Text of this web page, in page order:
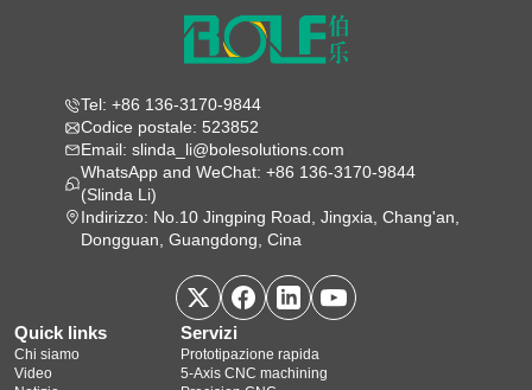
Tel: +86 136-3170-9844
Codice postale: 523852
Email: slinda_li@bolesolutions.com
WhatsApp and WeChat: +86 136-3170-9844
(Slinda Li)
Indirizzo: No.10 Jingping Road, Jingxia, Chang'an,
Dongguan, Guangdong, Cina
Quick links
Chi siamo
Video
Servizi
Prototipazione rapida
5‑Axis CNC machining